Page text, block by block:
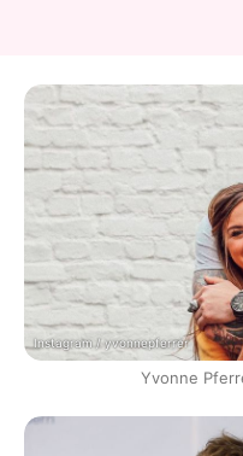
Instagram / yvonnepferrer
Yvonne